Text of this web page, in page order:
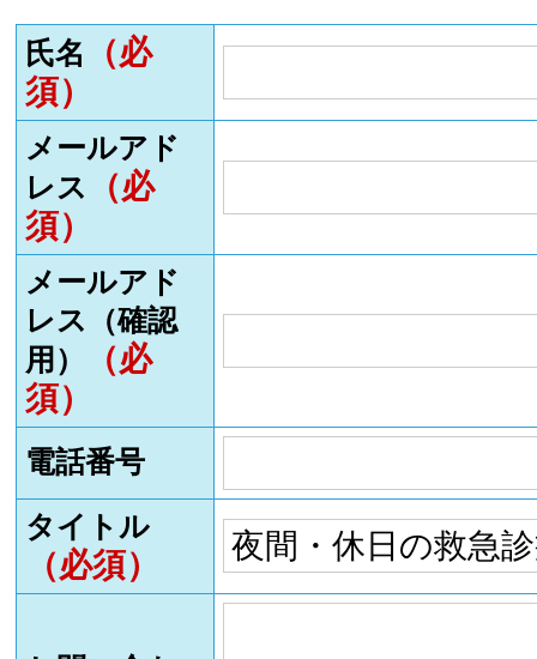
氏名
（必
須）
メールアド
レス
（必
須）
メールアド
レス（確認
用）
（必
須）
電話番号
タイトル
（必須）